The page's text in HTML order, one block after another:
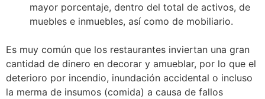
mayor porcentaje, dentro del total de activos, de
muebles e inmuebles, así como de mobiliario.
Es muy común que los restaurantes inviertan una gran
cantidad de dinero en decorar y amueblar, por lo que el
deterioro por incendio, inundación accidental o incluso
la merma de insumos (comida) a causa de fallos